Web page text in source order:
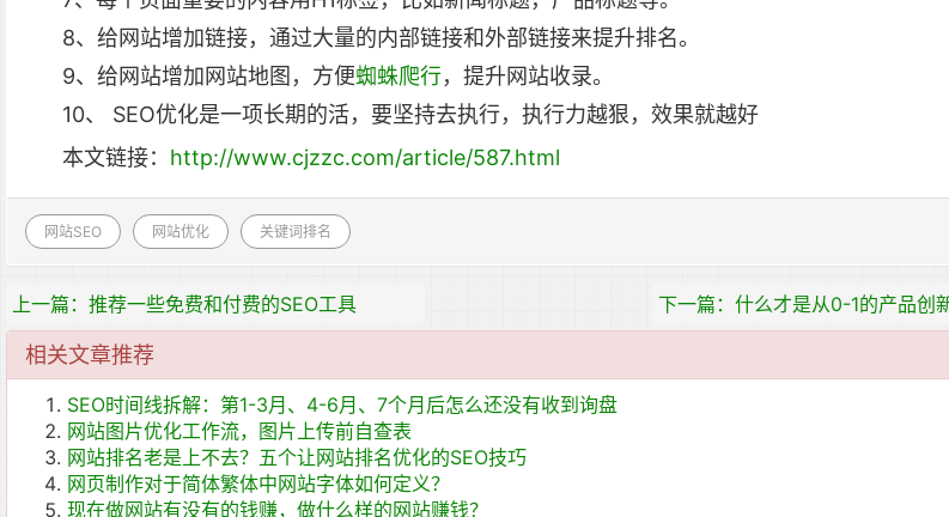
8、给网站增加链接，通过大量的内部链接和外部链接来提升排名。
9、给网站增加网站地图，方便蜘蛛爬行，提升网站收录。
10、 SEO优化是一项长期的活，要坚持去执行，执行力越狠，效果就越好
本文链接： http://www.cjzzc.com/article/587.html
网站SEO 网站优化 关键词排名
上一篇：推荐一些免费和付费的SEO工具
相关文章推荐
SEO时间线拆解：第1-3月、4-6月、7个月后怎么还没有收到询盘
网站图片优化工作流，图片上传前自查表
网站排名老是上不去？五个让网站排名优化的SEO技巧
网页制作对于简体繁体中网站字体如何定义？
现在做网站有没有的钱赚，做什么样的网站赚钱？